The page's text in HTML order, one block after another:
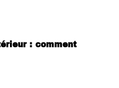
: comment